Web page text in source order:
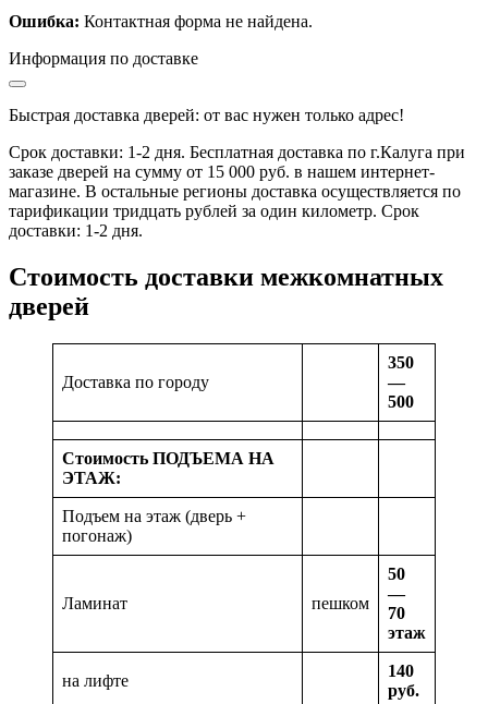
Ошибка: Контактная форма не найдена.
Информация по доставке
Быстрая доставка дверей: от вас нужен только адрес!
Срок доставки: 1-2 дня. Бесплатная доставка по г.Калуга при
заказе дверей на сумму от 15 000 руб. в нашем интернет-
магазине. В остальные регионы доставка осуществляется по
тарификации тридцать рублей за один километр. Срок
доставки: 1-2 дня.
Стоимость доставки межкомнатных
дверей
Доставка по городу
350
—
500
Стоимость ПОДЪЕМА НА
ЭТАЖ:
Подъем на этаж (дверь +
погонаж)
Ламинат пешком
50
—
70
этаж
на лифте
140
руб.